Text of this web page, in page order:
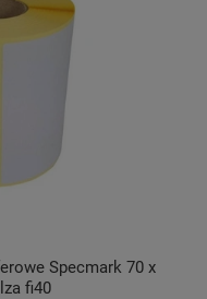
Specmark 70 x
fi40